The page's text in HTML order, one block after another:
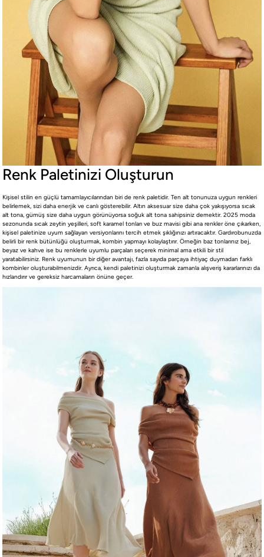
Renk Paletinizi Oluşturun
Kişisel stilin en güçlü tamamlayıcılarından biri de renk paletidir. Ten alt tonunuza uygun renkleri
belirlemek, sizi daha enerjik ve canlı gösterebilir. Altın aksesuar size daha çok yakışıyorsa sıcak
alt tona, gümüş size daha uygun görünüyorsa soğuk alt tona sahipsiniz demektir. 2025 moda
sezonunda sıcak zeytin yeşilleri, soft karamel tonları ve buz mavisi gibi ana renkler öne çıkarken,
kişisel paletinize uyum sağlayan versiyonlarını tercih etmek şıklığınızı artıracaktır. Gardırobunuzda
belirli bir renk bütünlüğü oluşturmak, kombin yapmayı kolaylaştırır. Örneğin baz tonlarınız bej,
beyaz ve kahve ise bu renklerle uyumlu parçaları seçerek minimal ama etkili bir stil
yaratabilirsiniz. Renk uyumunun bir diğer avantajı, fazla sayıda parçaya ihtiyaç duymadan farklı
kombinler oluşturabilmenizdir. Ayrıca, kendi paletinizi oluşturmak zamanla alışveriş kararlarınızı da
hızlandırır ve gereksiz harcamaların önüne geçer.